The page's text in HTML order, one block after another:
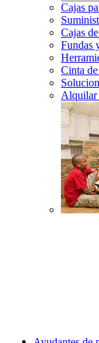
Cajas
Cajas
Fundas
Cinta
Alquilar